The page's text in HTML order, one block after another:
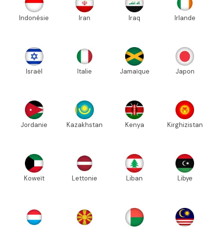
Indonésie Iran Iraq Irlande
Israël Italie Jamaïque Japon
Jordanie Kazakhstan Kenya Kirghizistan
Koweït Lettonie Liban Libye